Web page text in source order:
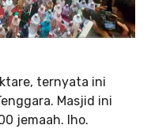
ternyata ini
Masjid ini
jemaah. lho.